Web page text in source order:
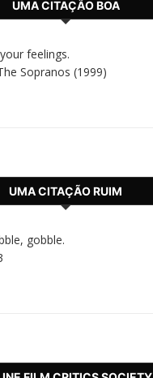
UMA CITAÇÃO BOA
feelings.
Sopranos (1999)
UMA CITAÇÃO RUIM
gobble.